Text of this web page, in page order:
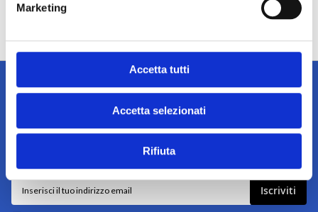
Marketing
Accetta tutti
Accetta selezionati
Rifiuta
Iscriviti alla newsletter
Iscriviti
alla
Iscriviti